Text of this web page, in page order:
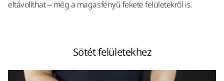
eltávolíthat – még a magasfényű fekete felületekről is.
Sötét felületekhez